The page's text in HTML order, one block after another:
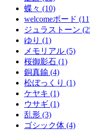
蝶々 (10)
welcomeボード
ジュラストーン
ゆり (1)
メモリアル (5)
桜御影石 (1)
銅真鍮 (4)
松ぼっくり (1)
ケヤキ (1)
ウサギ (1)
乱形 (3)
ゴシック体 (4)